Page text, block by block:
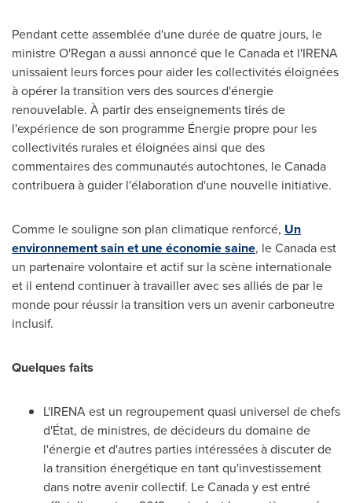
Pendant cette assemblée d'une durée de quatre jours, le
ministre O'Regan a aussi annoncé que le Canada et l'IRENA
unissaient leurs forces pour aider les collectivités éloignées
à opérer la transition vers des sources d'énergie
renouvelable. À partir des enseignements tirés de
l'expérience de son programme Énergie propre pour les
collectivités rurales et éloignées ainsi que des
commentaires des communautés autochtones, le Canada
contribuera à guider l'élaboration d'une nouvelle initiative.
Comme le souligne son plan climatique renforcé, Un
environnement sain et une économie saine, le Canada est
un partenaire volontaire et actif sur la scène internationale
et il entend continuer à travailler avec ses alliés de par le
monde pour réussir la transition vers un avenir carboneutre
inclusif.
Quelques faits
L'IRENA est un regroupement quasi universel de chefs
d'État, de ministres, de décideurs du domaine de
l'énergie et d'autres parties intéressées à discuter de
la transition énergétique en tant qu'investissement
dans notre avenir collectif. Le Canaday est entré